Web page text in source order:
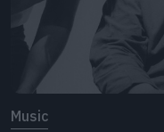
Music